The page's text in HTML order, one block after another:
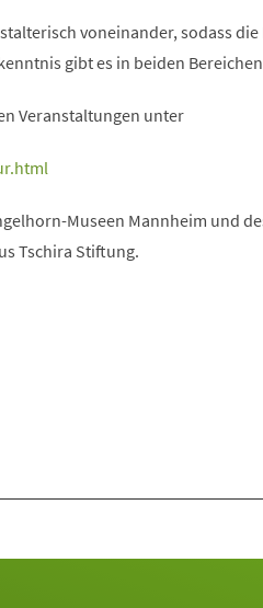
voneinander, sodass
gibt es in beiden
Veranstaltungen unter
Museen Mannheim und
Tschira Stiftung.